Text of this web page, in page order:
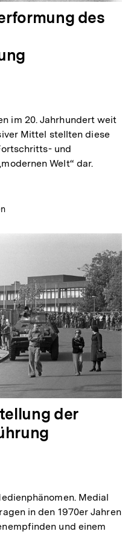
des
im 20. Jahrhundert weit
Mittel stellten diese
und
Welt“ dar.
der
Medial
in den 1970er Jahren
und einem